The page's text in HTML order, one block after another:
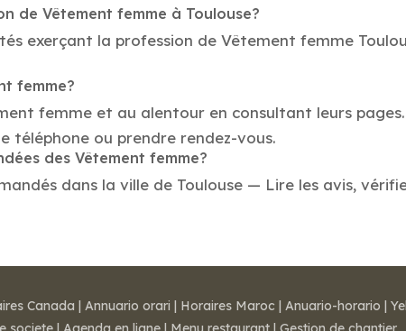
de Vêtement femme à Toulouse?
exerçant la profession de Vêtement femme
femme?
femme et au alentour en consultant leurs pages.
téléphone ou prendre rendez-vous.
des Vêtement femme?
dans la ville de Toulouse — Lire les avis,
Canada | Annuario orari | Horaires Maroc | Anuario-horario |